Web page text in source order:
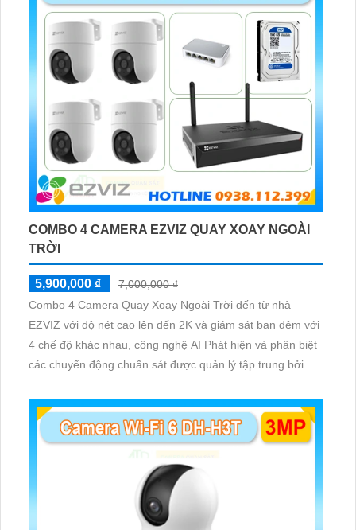
COMBO 4 CAMERA EZVIZ QUAY XOAY NGOÀI
TRỜI
5,900,000 ₫
7,000,000 ₫
Combo 4 Camera Quay Xoay Ngoài Trời đến từ nhà
EZVIZ với độ nét cao lên đến 2K và giám sát ban đêm với
4 chế độ khác nhau, công nghệ AI Phát hiện và phân biệt
các chuyển động chuẩn sát được quản lý tập trung bởi